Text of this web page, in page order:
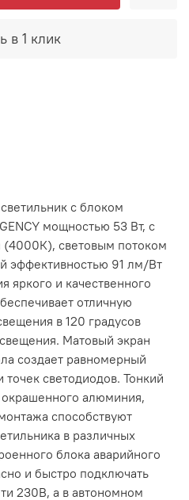
в 1 клик
с блоком
мощностью 53 Вт, с
световым потоком
эффективностью 91 лм/Вт
яркого и качественного
отличную
в 120 градусов
Матовый экран
создает равномерный
точек светодиодов. Тонкий
алюминия,
способствуют
в различных
блока аварийного
и быстро подключать
230В, а в автономном